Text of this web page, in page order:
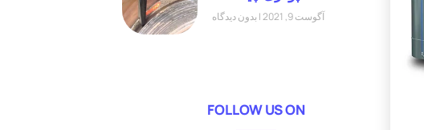
آگوست 9, 2021 بدون دیدگاه
FOLLOW US ON